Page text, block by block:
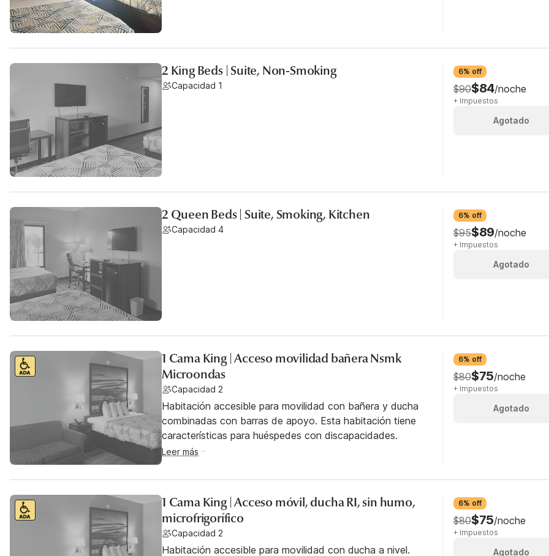
2 King Beds | Suite, Non-Smoking
Capacidad 1
6% off
$90$84/noche
+ Impuestos
Agotado
2 Queen Beds | Suite, Smoking, Kitchen
Capacidad 4
6% off
$95$89/noche
+ Impuestos
Agotado
1 Cama King | Acceso movilidad bañera Nsmk
Microondas
Capacidad 2
Habitación accesible para movilidad con bañera y ducha
combinadas con barras de apoyo. Esta habitación tiene
características para huéspedes con discapacidades.
Leer más
6% off
$80$75/noche
+ Impuestos
Agotado
1 Cama King | Acceso móvil, ducha RI, sin humo,
microfrigorífico
Capacidad 2
Habitación accesible para movilidad con ducha a nivel.
6% off
$80$75/noche
+ Impuestos
Agotado